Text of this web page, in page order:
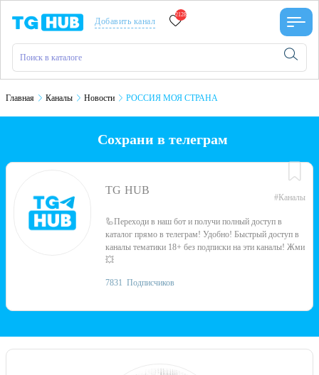
Добавить канал
2128
Главная Каналы Новости РОССИЯ МОЯ СТРАНА
Сохрани в телеграм
TG HUB
#Каналы
🦾Переходи в наш бот и получи полный доступ в
каталог прямо в телеграм! Удобно! Быстрый доступ в
каналы тематики 18+ без подписки на эти каналы! Жми
💥
7831 Подписчиков